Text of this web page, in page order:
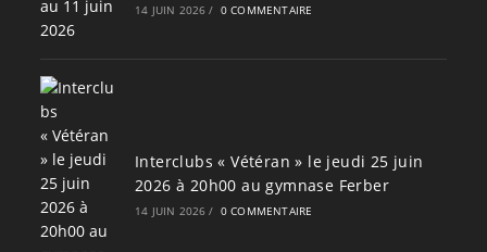
14 JUIN 2026 / 0 COMMENTAIRE
Interclubs « Vétéran » le jeudi 25 juin
2026 à 20h00 au gymnase Ferber
14 JUIN 2026 / 0 COMMENTAIRE